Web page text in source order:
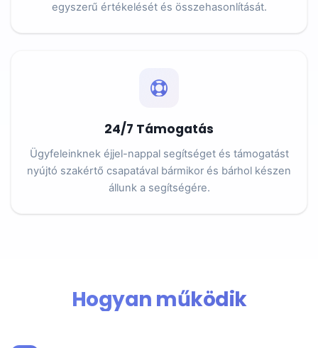
egyszerű értékelését és összehasonlítását.
24/7 Támogatás
Ügyfeleinknek éjjel-nappal segítséget és támogatást
nyújtó szakértő csapatával bármikor és bárhol készen
állunk a segítségére.
Hogyan működik